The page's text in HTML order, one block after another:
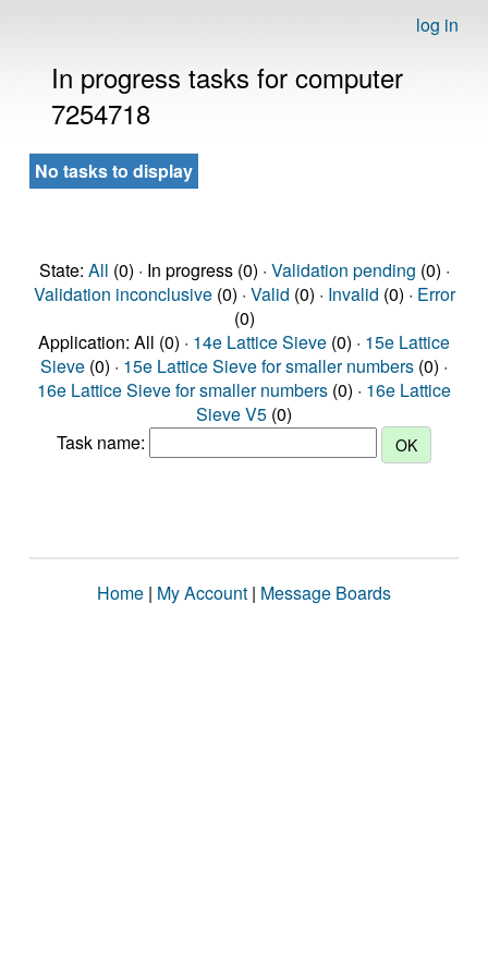
log in
In progress tasks for computer
7254718
No tasks to display
State: All (0) · In progress (0) · Validation pending (0) ·
Validation inconclusive(0) · Valid (0) · Invalid (0) · Error
(0)
Application: All (0) · 14e Lattice Sieve (0) · 15e Lattice
Sieve (0) · 15e Lattice Sieve for smaller numbers (0) ·
16e Lattice Sieve for smaller numbers (0) · 16e Lattice
Sieve V5 (0)
Task name:
Home | My Account | Message Boards